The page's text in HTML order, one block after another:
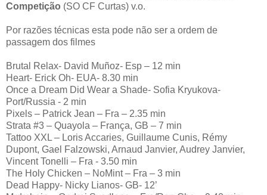
Competição (SO CF Curtas) v.o.
Por razões técnicas esta pode não ser a ordem de
passagem dos filmes
Brutal Relax- David Muñoz- Esp – 12 min
Heart- Erick Oh- EUA- 8.30 min
Once a Dream Did Wear a Shade- Sofia Kryukova-
Port/Russia - 2 min
Pixels – Patrick Jean – Fra – 2.35 min
Strata #3 – Quayola – França, GB – 7 min
Tattoo XXL – Loris Accaries, Guillaume Cunis, Rémy
Dupont, Gael Falzowski, Arnaud Janvier, Audrey Janvier,
Vincent Tonelli – Fra - 3.50 min
The Holy Chicken – NoMint – Fra – 3 min
Dead Happy- Nicky Lianos- GB- 12’